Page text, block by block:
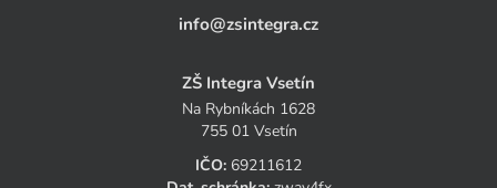
info@zsintegra.cz
ZŠ Integra Vsetín
Na Rybníkách 1628
755 01 Vsetín
IČO: 69211612